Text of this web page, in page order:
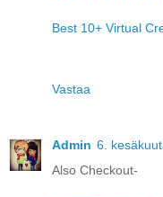
Best 10+ Virtual
Vastaa
Admin 6.
Also Checkout-